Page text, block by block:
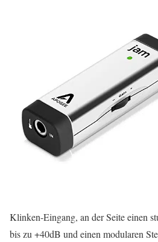
Klinken-Eingang, an der Seite einen
bis zu +40dB und einen modularen